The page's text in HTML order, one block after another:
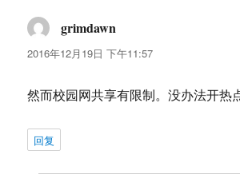
grimdawn
道：
2016年12月19日 下午11:57
然而校园网共享有限制。没办法开热
回复